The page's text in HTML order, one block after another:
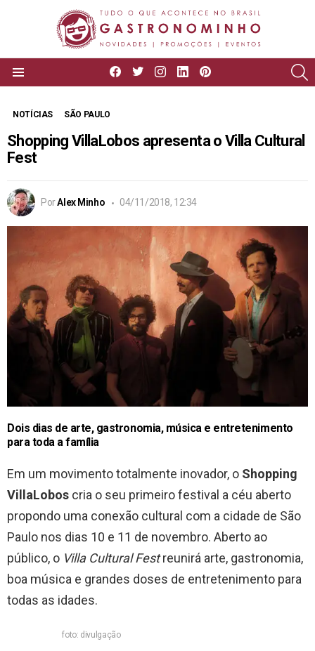
facebooktwitterinstagram
linkedin
NOTÍCIAS SÃO PAULO
Shopping VillaLobos apresenta o Villa Cultural
Fest
PorAlex Minho 04/11/2018, 12:34
Dois dias de arte, gastronomia, música e entretenimento
para toda a família
Em um movimento totalmente inovador, o Shopping
VillaLobos cria o seu primeiro festival a céu aberto
propondo uma conexão cultural com a cidade de São
Paulo nos dias 10 e 11 de novembro. Aberto ao
público, o Villa Cultural Festreunirá arte, gastronomia,
boa música e grandes doses de entretenimento para
todas as idades.
foto: divulgação